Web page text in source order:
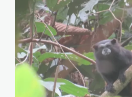
pichico-
weddelli-